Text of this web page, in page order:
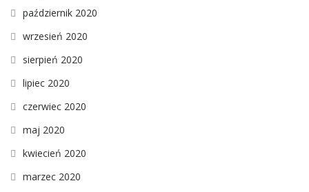
październik 2020
wrzesień 2020
sierpień 2020
lipiec 2020
czerwiec 2020
maj 2020
kwiecień 2020
marzec 2020